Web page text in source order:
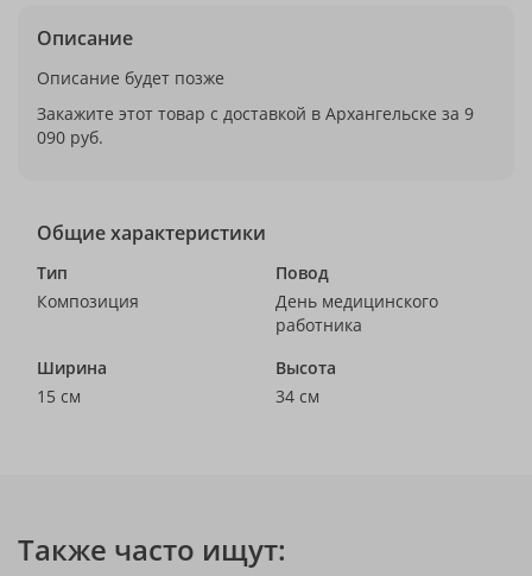
Описание
Описание будет позже
Закажите этот товар с доставкой в Архангельске за 9
090 руб.
Общие характеристики
Тип
Композиция
Повод
День медицинского
работника
Ширина
15 см
Высота
34 см
Также часто ищут: